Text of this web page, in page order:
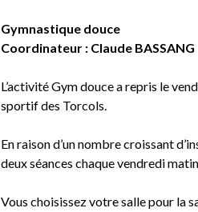
Gymnastique douce
Coordinateur : Claude BASSANG
L’activité Gym douce a repris le
sportif des Torcols.
En raison d’un nombre croissant
deux séances chaque vendredi
Vous choisissez votre salle pour la